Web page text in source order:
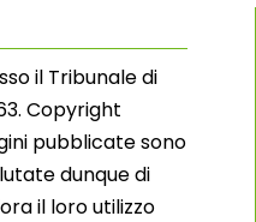
il Tribunale di
Copyright
pubblicate sono
dunque di
il loro utilizzo